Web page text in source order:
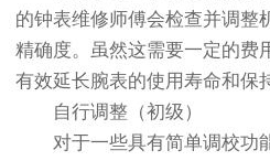
的钟表维修师傅会检查并调整
精确度。虽然这需要一定的费
有效延长腕表的使用寿命和保
自行调整（初级）
对于一些具有简单调校功能